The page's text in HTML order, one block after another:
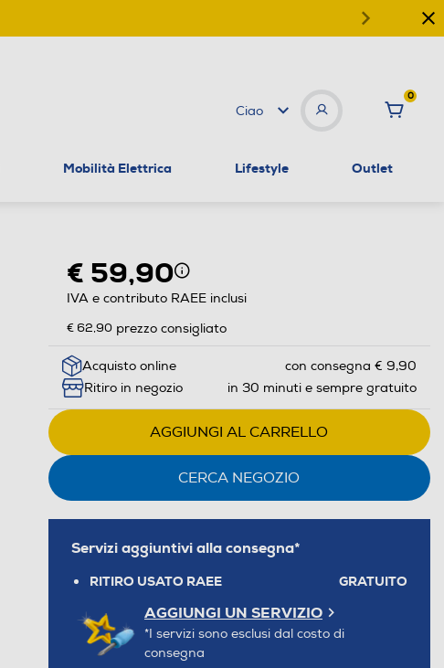
Ciao
0
Mobilità Elettrica Lifestyle Outlet
€ 59,90
IVA e contributo RAEE inclusi
€ 62,90 prezzo consigliato
Acquisto online
con consegna € 9,90
Ritiro in negozio
in 30 minuti e sempre gratuito
AGGIUNGI AL CARRELLO
CERCA NEGOZIO
Servizi aggiuntivi alla consegna*
RITIRO USATO RAEE GRATUITO
AGGIUNGI UN SERVIZIO
*I servizi sono esclusi dal costo di
consegna